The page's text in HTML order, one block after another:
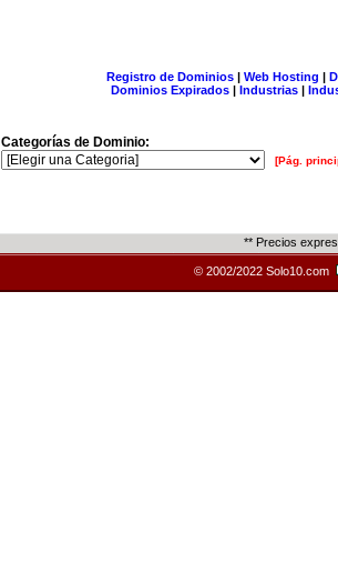
Registro de Dominios| Web Hosting |
Dominios Expirados | Industrias |
Categorías de Dominio:
[Pág.
** Precios
© 2002/2022 Solo10.com